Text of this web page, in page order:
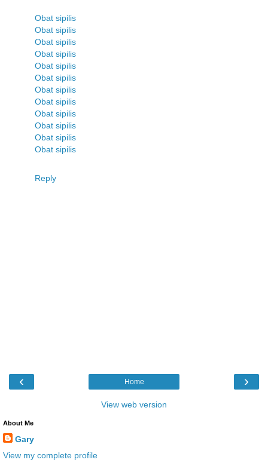
Obat sipilis
Obat sipilis
Obat sipilis
Obat sipilis
Obat sipilis
Obat sipilis
Obat sipilis
Obat sipilis
Obat sipilis
Obat sipilis
Obat sipilis
Obat sipilis
Reply
‹ ›
Home
View web version
About Me
Gary
View my complete profile